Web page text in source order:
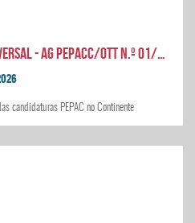
ORIENTAÇÃO TÉCNICA TRANSVERSAL - AG PEPACC/OTT N.º 01/2026
candidaturas PEPAC no Continente